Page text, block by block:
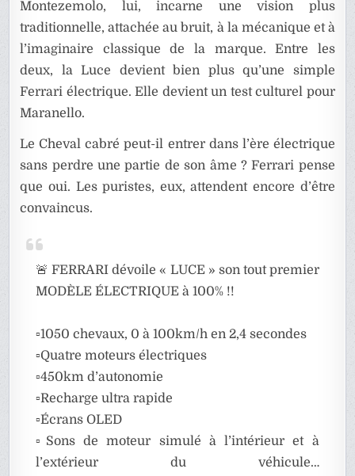
Montezemolo, lui, incarne une vision plus
traditionnelle, attachée au bruit, à la mécanique et à
l’imaginaire classique de la marque. Entre les
deux, la Luce devient bien plus qu’une simple
Ferrari électrique. Elle devient un test culturel pour
Maranello.
Le Cheval cabré peut-il entrer dans l’ère électrique
sans perdre une partie de son âme ? Ferrari pense
que oui. Les puristes, eux, attendent encore d’être
convaincus.
🚨 FERRARI dévoile « LUCE » son tout premier
MODÈLE ÉLECTRIQUE à 100% !!
▫️1050 chevaux, 0 à 100km/h en 2,4 secondes
▫️Quatre moteurs électriques
▫️450km d’autonomie
▫️Recharge ultra rapide
▫️Écrans OLED
▫️Sons de moteur simulé à l’intérieur et à
l’extérieur du véhicule…